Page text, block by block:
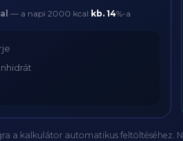
— a napi 2000 kcal kb. 14%-a
a kalkulátor automatikus feltöltéséhez.